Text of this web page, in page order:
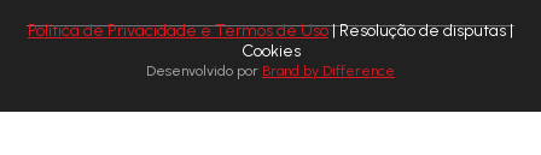
Política de Privacidade e Termos de Uso| Resolução de disputas |
Cookies
Desenvolvido por Brand by Difference